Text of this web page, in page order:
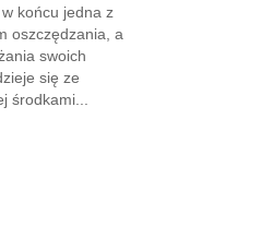
końcu jedna z
oszczędzania, a
swoich
się ze
środkami...